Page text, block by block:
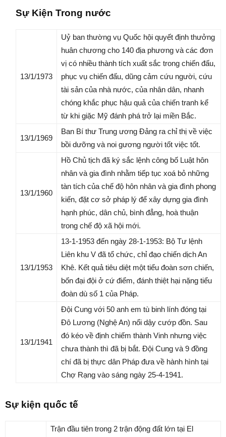
Sự Kiện Trong nước
13/1/1973
Uỷ ban thường vụ Quốc hội quyết định thưởng
huân chương cho 140 địa phương và các đơn
vị có nhiều thành tích xuất sắc trong chiến đấu,
phục vụ chiến đấu, dũng cảm cứu người, cứu
tài sản của nhà nước, của nhân dân, nhanh
chóng khắc phục hậu quả của chiến tranh kể
từ khi giặc Mỹ đánh phá trở lại miền Bắc.
13/1/1969
Ban Bí thư Trung ương Đảng ra chỉ thị về việc
bồi dưỡng và noi gương người tốt việc tốt.
13/1/1960
Hồ Chủ tịch đã ký sắc lệnh công bố Luật hôn
nhân và gia đình nhằm tiếp tục xoá bỏ những
tàn tích của chế độ hôn nhân và gia đình phong
kiến, đặt cơ sở pháp lý để xây dựng gia đình
hạnh phúc, dân chủ, bình đẳng, hoà thuận
trong chế độ xã hội mới.
13/1/1953
13-1-1953 đến ngày 28-1-1953: Bộ Tư lệnh
Liên khu V đã tổ chức, chỉ đạo chiến dịch An
Khê. Kết quả tiêu diệt một tiểu đoàn sơn chiến,
bốn đại đội ở cứ điểm, đánh thiệt hại nặng tiểu
đoàn dù số 1 của Pháp.
13/1/1941
Đội Cung với 50 anh em tù binh lính đóng tại
Đô Lương (Nghệ An) nổi dậy cướp đồn. Sau
đó kéo về định chiếm thành Vinh nhưng việc
chưa thành thì đã bị bắt. Đội Cung và 9 đồng
chí đã bị thực dân Pháp đưa về hành hình tại
Chợ Rạng vào sáng ngày 25-4-1941.
Sự kiện quốc tế
Trận đầu tiên trong 2 trận động đất lớn tại El